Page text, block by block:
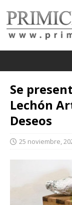
Se
Lechón
Deseos
25 noviembre,